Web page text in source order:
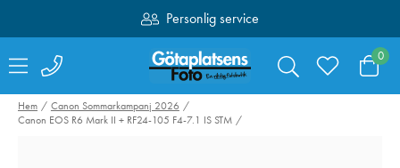
Personlig service
Fri frakt över 1000:-
0
Hem
Canon Sommarkampanj 2026
Canon EOS R6 Mark II + RF24-105 F4-7.1 IS STM